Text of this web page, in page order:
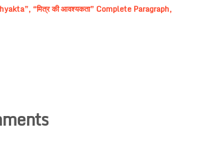
“मित्र की आवश्यकता” Complete Paragraph,